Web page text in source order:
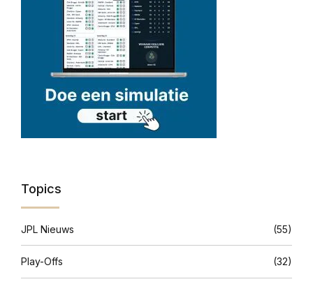
Topics
JPL Nieuws (55)
Play-Offs (32)